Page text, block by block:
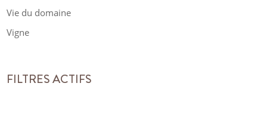
Vie du domaine
Vigne
FILTRES ACTIFS